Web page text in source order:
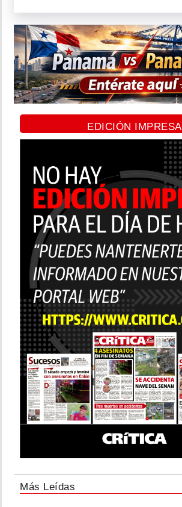
EDICIÓN IMPRESA
Más Leídas